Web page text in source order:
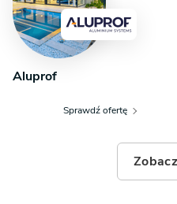
Aluprof
Sprawdź ofertę